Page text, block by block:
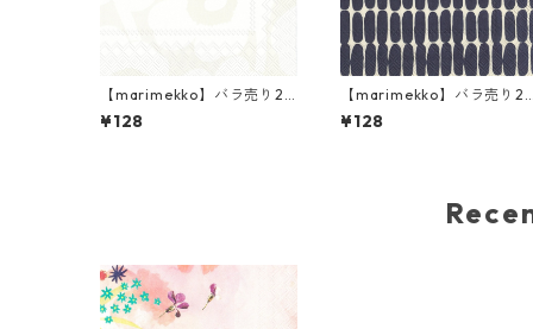
【marimekko】バラ売り2
枚 ランチサイズ ペーパーナ
プキン UNIKKO ホワイトxグ
¥128
【marimekko】バラ売り2
枚 ランチサイズ ペーパーナ
プキン ALKU リネンxブラッ
¥128